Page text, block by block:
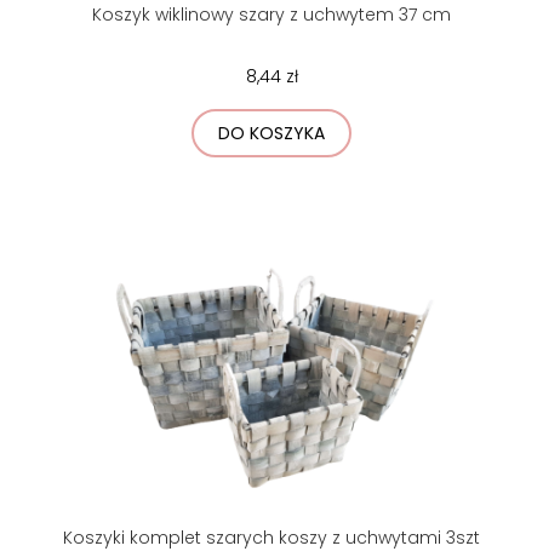
Koszyk wiklinowy szary z uchwytem 37 cm
8,44 zł
DO KOSZYKA
Koszyki komplet szarych koszy z uchwytami 3szt